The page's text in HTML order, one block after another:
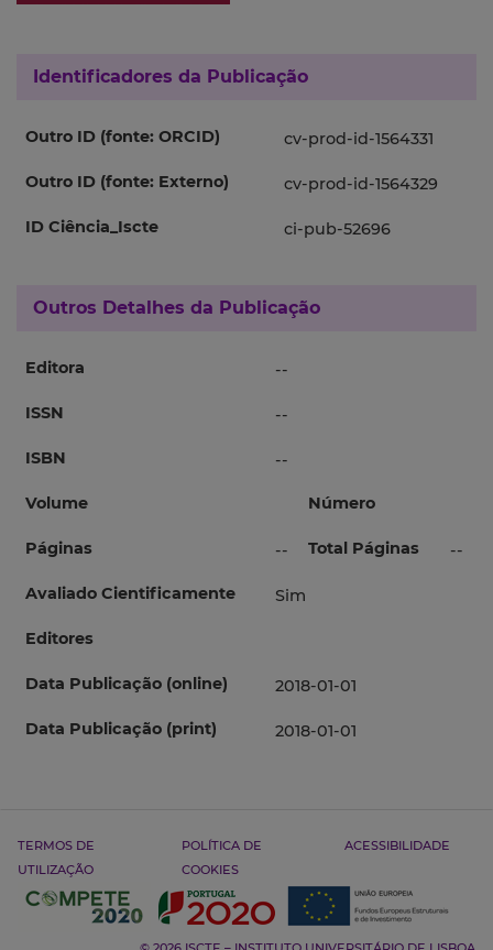
Identificadores da Publicação
Outro ID (fonte: ORCID) cv-prod-id-1564331
Outro ID (fonte: Externo) cv-prod-id-1564329
ID Ciência_Iscte ci-pub-52696
Outros Detalhes da Publicação
Editora --
ISSN --
ISBN --
Volume Número
Páginas -- Total Páginas --
Avaliado Cientificamente Sim
Editores
Data Publicação (online) 2018-01-01
Data Publicação (print) 2018-01-01
TERMOS DE
UTILIZAÇÃO
POLÍTICA DE
COOKIES
ACESSIBILIDADE